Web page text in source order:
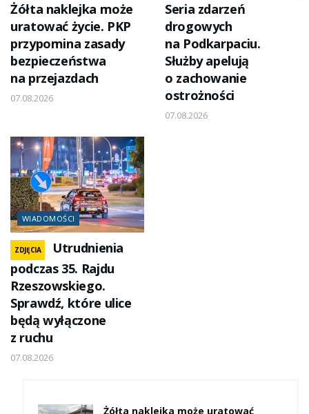
Żółta naklejka może
uratować życie. PKP
przypomina zasady
bezpieczeństwa
na przejazdach
07.08.2026
Seria zdarzeń
drogowych
na Podkarpaciu.
Służby apelują
o zachowanie
ostrożności
07.08.2026
WIADOMOŚCI
ZDJĘCIA
Utrudnienia
podczas 35. Rajdu
Rzeszowskiego.
Sprawdź, które ulice
będą wyłączone
z ruchu
07.08.2026
Żółta naklejka może uratować